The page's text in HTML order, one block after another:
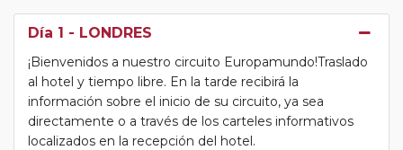
Día 1 - LONDRES
¡Bienvenidos a nuestro circuito Europamundo!Traslado
al hotel y tiempo libre. En la tarde recibirá la
información sobre el inicio de su circuito, ya sea
directamente o a través de los carteles informativos
localizados en la recepción del hotel.